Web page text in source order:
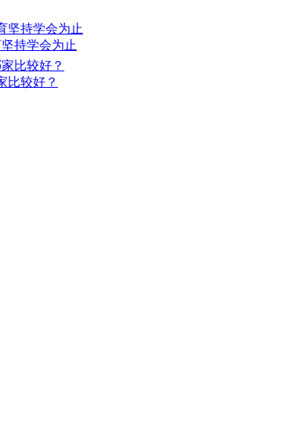
持学会为止
比较好？